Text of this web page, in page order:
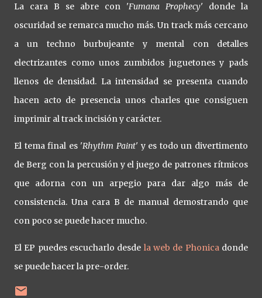
La cara B se abre con 'Fumana Prophecy' donde la
oscuridad se remarca mucho más. Un track más cercano
a un techno burbujeante y mental con detalles
electrizantes como unos zumbidos juguetones y pads
llenos de densidad. La intensidad se presenta cuando
hacen acto de presencia unos charles que consiguen
imprimir al track incisión y carácter.
El tema final es 'Rhythm Paint' y es todo un divertimento
de Berg con la percusión y el juego de patrones rítmicos
que adorna con un arpegio para dar algo más de
consistencia. Una cara B de manual demostrando que
con poco se puede hacer mucho.
El EP puedes escucharlo desde la web de Phonicadonde
se puede hacer la pre-order.